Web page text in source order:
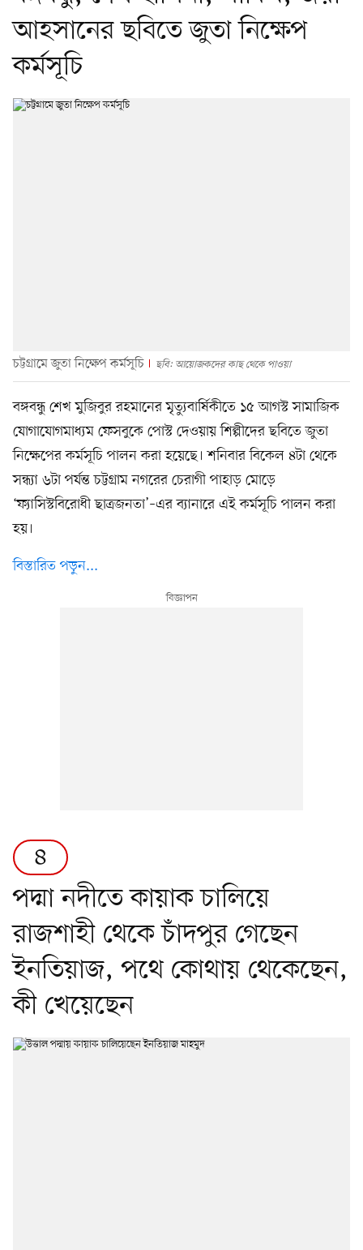
আহসানের ছবিতে জুতা নিক্ষেপ
কর্মসূচি
চট্টগ্রামে জুতা নিক্ষেপ কর্মসূচি ছবি: আয়োজকদের কাছ থেকে পাওয়া
বঙ্গবন্ধু শেখ মুজিবুর রহমানের মৃত্যুবার্ষিকীতে ১৫ আগস্ট সামাজিক
যোগাযোগমাধ্যম ফেসবুকে পোস্ট দেওয়ায় শিল্পীদের ছবিতে জুতা
নিক্ষেপের কর্মসূচি পালন করা হয়েছে। শনিবার বিকেল ৪টা থেকে
সন্ধ্যা ৬টা পর্যন্ত চট্টগ্রাম নগরের চেরাগী পাহাড় মোড়ে
‘ফ্যাসিস্টবিরোধী ছাত্রজনতা’–এর ব্যানারে এই কর্মসূচি পালন করা
হয়।
বিস্তারিত পড়ুন...
৪
পদ্মা নদীতে কায়াক চালিয়ে
রাজশাহী থেকে চাঁদপুর গেছেন
ইনতিয়াজ, পথে কোথায় থেকেছেন,
কী খেয়েছেন